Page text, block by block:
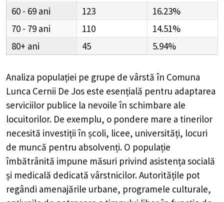
60 - 69
123
16.23%
70 - 79
110
14.51%
80+
45 5.94%
Analiza populației pe grupe de vârstă în Comuna
Lunca Cernii De Jos este esențială pentru adaptarea
serviciilor publice la nevoile în schimbare ale
locuitorilor. De exemplu, o pondere mare a tinerilor
necesită investiții în școli, licee, universități, locuri
de muncă pentru absolvenți. O populație
îmbătrânită impune măsuri privind asistența socială
și medicală dedicată vârstnicilor. Autoritățile pot
regândi amenajările urbane, programele culturale,